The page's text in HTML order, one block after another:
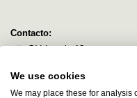
Contacto:
C/ Idorsolo 13
Bizkaia
We use cookies
We may place these for analysis